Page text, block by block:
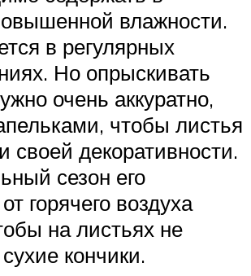
влажности.
в регулярных
Но опрыскивать
очень аккуратно,
чтобы листья
своей декоративности.
сезон его
горячего воздуха
на листьях не
кончики.